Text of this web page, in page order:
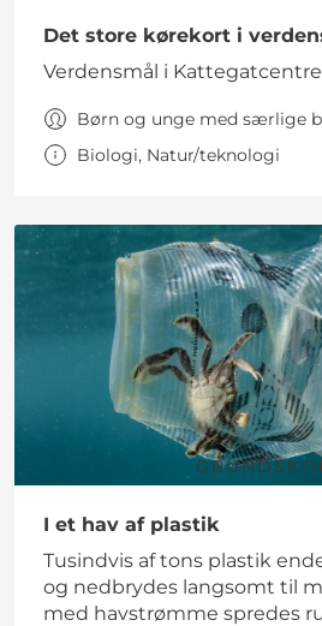
Det store kørekort i
Verdensmål i
Børn og unge med særlige
Biologi, Natur/teknologi
I et hav af plastik
Tusindvis af tons plastik
og nedbrydes langsomt til
med havstrømme spredes